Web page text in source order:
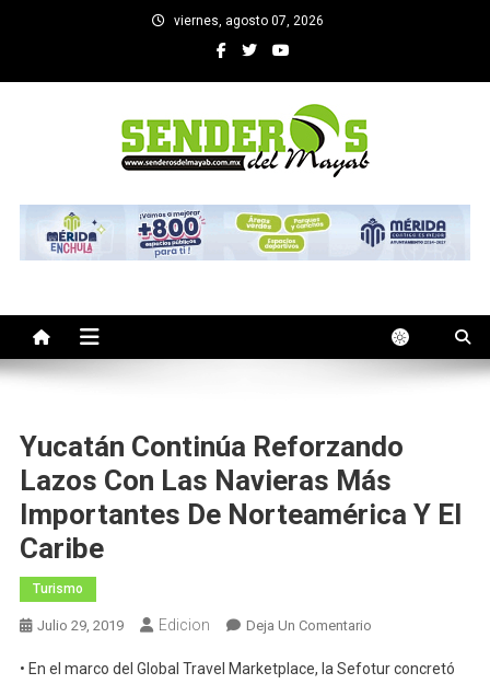
viernes, agosto 07, 2026
SENDEROS DEL MAYAB
Yucatán Continúa Reforzando
Lazos Con Las Navieras Más
Importantes De Norteamérica Y El
Caribe
Turismo
Julio 29, 2019 Edicion Deja Un ComentarioEn
Continúa
• En el marco del Global Travel Marketplace, la Sefotur concretó